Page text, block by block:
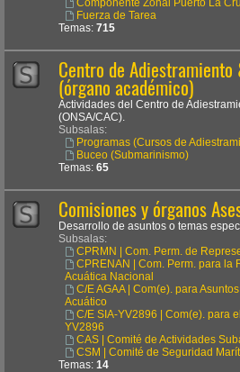
Componente Zonal Puerto La
Fuerza de Tarea
Temas: 715
Centro de
(órgano académico)
Actividades del Centro de
(ONSA/CAC).
Subsalas:
Programas (Cursos de
Buceo (Submarinismo)
Temas: 65
Comisiones y órganos
Desarrollo de asuntos o temas
Subsalas:
CPRMN | Com. Perm. de
CPRENAN | Com. Perm. para la
Acuática Nacional
C/E AGAA | Com(e). para
Acuático
C/E SIA-YV2896 | Com(e). para
YV2896
CAS | Comité de Actividades
CSM | Comité de Seguridad
Temas: 14